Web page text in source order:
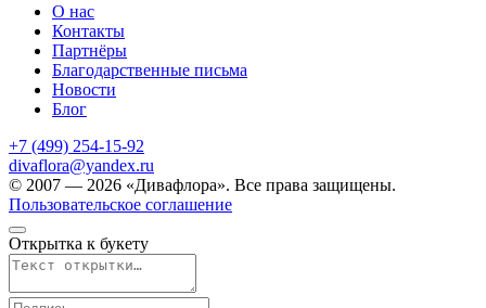
О нас
Контакты
Партнёры
Благодарственные письма
Новости
Блог
+7 (499) 254-15-92
divaflora@yandex.ru
© 2007 — 2026 «Дивафлора». Все права защищены.
Пользовательское соглашение
Открытка к букету